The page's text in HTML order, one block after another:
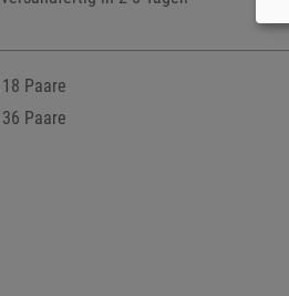
18 Paare
36 Paare